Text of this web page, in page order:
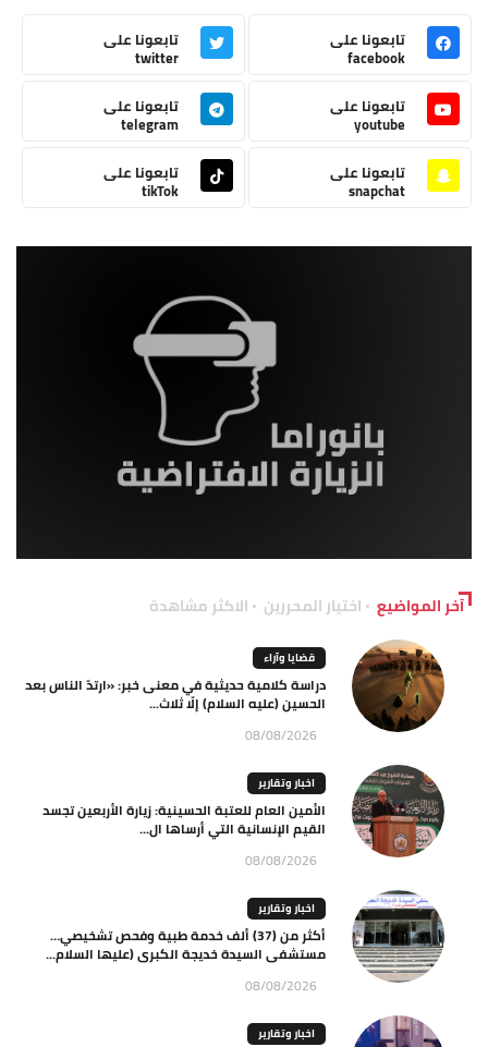
تابعونا على
facebook
تابعونا على
twitter
تابعونا على
youtube
تابعونا على
telegram
تابعونا على
snapchat
تابعونا على
tikTok
آخر المواضيع اختيار المحررين الاكثر مشاهدة
قضايا وآراء
دراسة كلامية حديثية في معنى خبر: «ارتدّ الناس بعد
الحسين (عليه السلام) إلّا ثلاث...
08/08/2026
اخبار وتقارير
الأمين العام للعتبة الحسينية: زيارة الأربعين تجسد
القيم الإنسانية التي أرساها ال...
08/08/2026
اخبار وتقارير
أكثر من (37) ألف خدمة طبية وفحص تشخيصي…
مستشفى السيدة خديجة الكبرى (عليها السلام...
08/08/2026
اخبار وتقارير